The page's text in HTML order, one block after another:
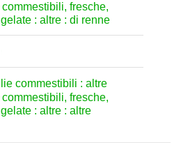
fresche,
: altre : di renne
commestibili : altre
fresche,
: altre : altre